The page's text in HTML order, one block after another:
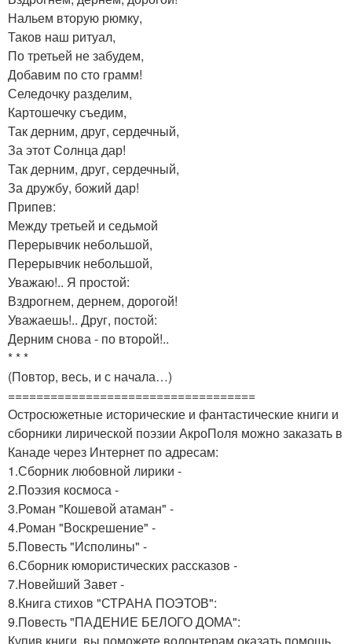
Нальем вторую рюмку,
Таков наш ритуал,
По третьей не забудем,
Добавим по сто грамм!
Селедочку разделим,
Картошечку съедим,
Так дерним, друг, сердечный,
За этот Солнца дар!
Так дерним, друг, сердечный,
За дружбу, божий дар!
Припев:
Между третьей и седьмой
Перерывчик небольшой,
Перерывчик небольшой,
Уважаю!.. Я простой:
Вздрогнем, дернем, дорогой!
Уважаешь!.. Друг, постой:
Дерним снова - по второй!..
* * *
(Повтор, весь, и с начала…)
===================================
Остросюжетные исторические и фантастические книги и
сборники лирической поэзии АкроПоля можно заказать в
Канаде через Интернет по адресам:
1.Сборник любовной лирики -
2.Поэзия космоса -
3.Роман "Кошевой атаман" -
4.Роман "Воскрешение" -
5.Повесть "Исполины" -
6.Сборник юмористических рассказов -
7.Новейший Завет -
8.Книга стихов "СТРАНА ПОЭТОВ":
9.Повесть "ПАДЕНИЕ БЕЛОГО ДОМА":